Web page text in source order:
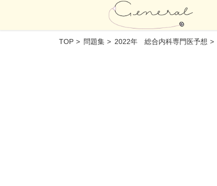
TOP 問題集 2022年 総合内科専門医予想